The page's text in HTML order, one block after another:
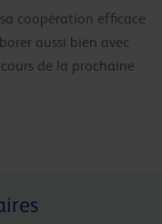
coopération efficace
aussi bien avec
de la prochaine